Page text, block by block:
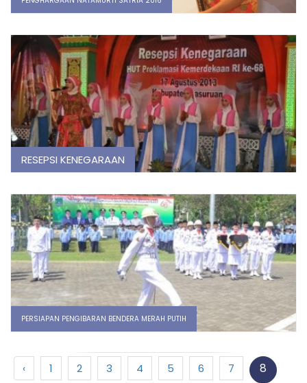
RESEPSI KENEGARAAN
PERSIAPAN PENGIBARAN BENDERA MERAH PUTIH
‹ 1 2 3 4 5 6 7 8